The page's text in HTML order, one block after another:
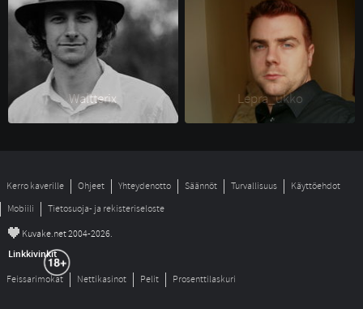
Waltterix Lepra_ukko
Kerro kaverille Ohjeet Yhteydenotto Säännöt Turvallisuus
Käyttöehdot
Mobiili
Tietosuoja- ja rekisteriseloste
© Kuvake.net 2004-2026.
Linkkivinkit
Feissarimokat Nettikasinot Pelit Prosenttilaskuri